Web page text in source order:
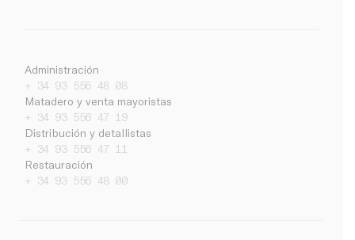
Empresa
Noticias
Administración
+ 34 93 556 48 08
Matadero y venta mayoristas
+ 34 93 556 47 19
Distribución y detallistas
+ 34 93 556 47 11
Restauración
+ 34 93 556 48 00